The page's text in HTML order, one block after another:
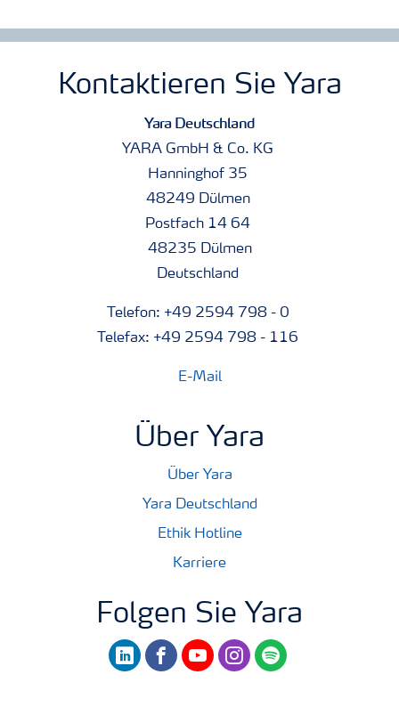
Kontaktieren Sie Yara
Yara Deutschland
YARA GmbH & Co. KG
Hanninghof 35
48249 Dülmen
Postfach 14 64
48235 Dülmen
Deutschland
Telefon: +49 2594 798 - 0
Telefax: +49 2594 798 - 116
E-Mail
Über Yara
Über Yara
Yara Deutschland
Ethik Hotline
Karriere
Folgen Sie Yara
linkedinfacebookyoutubeinstagram
spotify